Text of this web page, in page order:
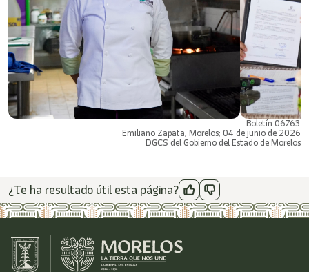
Boletín 06763
Emiliano Zapata, Morelos; 04 de junio de 2026
DGCS del Gobierno del Estado de Morelos
¿Te ha resultado útil esta página?